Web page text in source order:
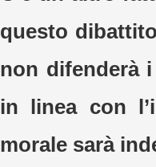
questo
non difenderà
in linea con
morale sarà